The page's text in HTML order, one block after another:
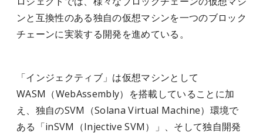
ンと互換性のある独自の仮想マシンを一つのブロック
チェーンに実装する開発を進めている。
「インジェクティブ」は仮想マシンとして
WASM（WebAssembly）を搭載していることに加
え、独自のSVM（Solana Virtual Machine）環境で
ある「inSVM（Injective SVM）」、そして独自開発